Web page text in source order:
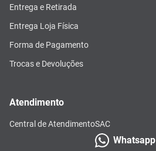
Entrega e Retirada
Entrega Loja Física
Forma de Pagamento
Trocas e Devoluções
Atendimento
Central de AtendimentoSAC
Whatsapp